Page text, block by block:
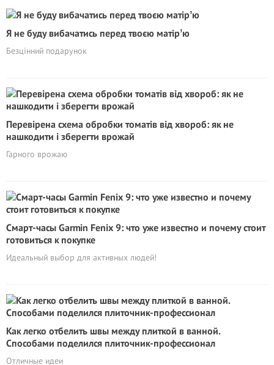
Я не буду вибачатись перед твоєю матірʼю
Безцінний подарунок
Перевірена схема обробки томатів від хвороб: як не
нашкодити і зберегти врожай
Гарного врожаю
Смарт-часы Garmin Fenix 9: что уже известно и почему стоит
готовиться к покупке
Идеальный выбор для активных людей!
Как легко отбелить швы между плиткой в ванной.
Способами поделился плиточник-профессионал
Отличные идеи